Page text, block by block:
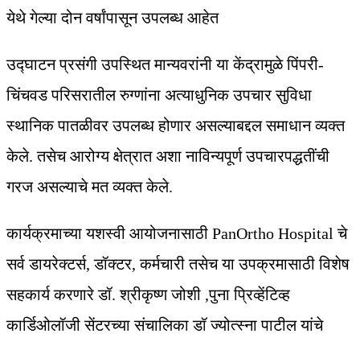
येथे गेल्या दोन वर्षांपासून उपलब्ध आहेत
उद्घाटन प्रसंगी उपस्थित मान्यवरांनी या केंद्रामुळे पिंपरी-
चिंचवड परिसरातील रुग्णांना अत्याधुनिक उपचार सुविधा
स्थानिक पातळीवर उपलब्ध होणार असल्याबद्दल समाधान व्यक्त
केले. तसेच आरोग्य क्षेत्रात अशा नाविन्यपूर्ण उपचारपद्धतींची
गरज असल्याचे मत व्यक्त केले.
कार्यक्रमाच्या यशस्वी आयोजनासाठी PanOrtho Hospital चे
सर्व डायरेक्टर्स, डॉक्टर, कर्मचारी तसेच या उपक्रमासाठी विशेष
सहकार्य करणारे डॉ. श्रीकृष्ण जोशी ,पुना प्रिव्हेंटिव्ह
कार्डिओलॉजी सेंटरच्या संचालिका डॉ ज्योत्स्ना पाटील यांचे